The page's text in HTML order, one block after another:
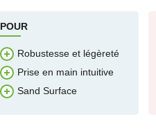
POUR
Robustesse et légèreté
Prise en main intuitive
Sand Surface